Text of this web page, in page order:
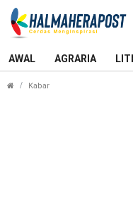
AWAL AGRARIA
Kabar